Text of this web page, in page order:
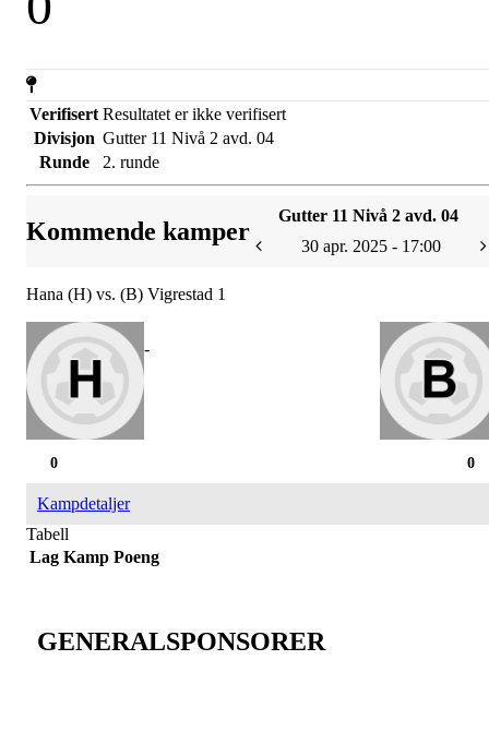
Verifisert Resultatet er ikke verifisert
Divisjon Gutter 11 Nivå 2 avd. 04
Runde
2. runde
Kommende kamper
Gutter 11 Nivå 2 avd. 04
30 apr. 2025 - 17:00
Hana (H) vs. (B) Vigrestad 1
-
0
0
Kampdetaljer
Tabell
Lag Kamp Poeng
GENERALSPONSORER